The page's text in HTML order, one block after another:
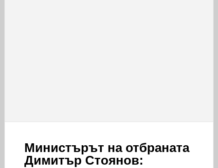
Министърът на отбраната
Димитър Стоянов: